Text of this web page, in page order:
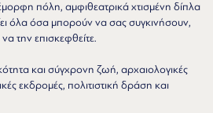
πόλη, αμφιθεατρικά χτισμένη δίπλα
όλα όσα μπορούν να σας συγκινήσουν,
την επισκεφθείτε.
και σύγχρονη ζωή, αρχαιολογικές
εκδρομές, πολιτιστική δράση και